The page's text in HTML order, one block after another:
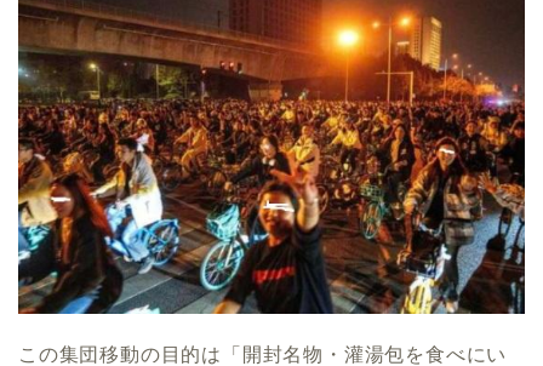
この集団移動の目的は「開封名物・灌湯包を食べにい